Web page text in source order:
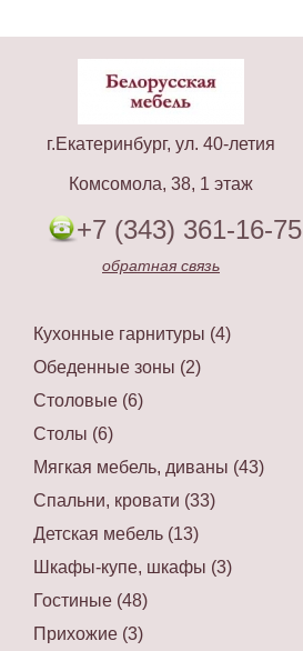
г.Екатеринбург, ул. 40-летия
Комсомола, 38, 1 этаж
+7 (343) 361-16-75
обратная связь
Кухонные гарнитуры (4)
Обеденные зоны (2)
Столовые (6)
Столы (6)
Мягкая мебель, диваны (43)
Спальни, кровати (33)
Детская мебель (13)
Шкафы-купе, шкафы (3)
Гостиные (48)
Прихожие (3)